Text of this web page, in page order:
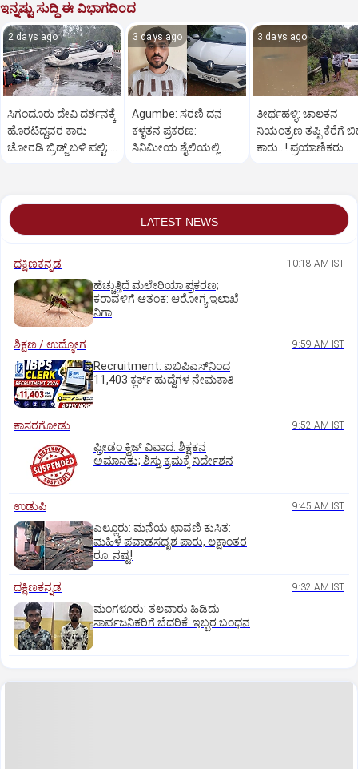
ಇನ್ನಷ್ಟು ಸುದ್ದಿ ಈ ವಿಭಾಗದಿಂದ
2 days ago
ಸಿಗಂದೂರು ದೇವಿ ದರ್ಶನಕ್ಕೆ
ಹೊರಟಿದ್ದವರ ಕಾರು
ಚೋರಡಿ ಬ್ರಿಡ್ಜ್ ಬಳಿ ಪಲ್ಟಿ; 6
3 days ago
Agumbe: ಸರಣಿ ದನ
ಕಳ್ಳತನ ಪ್ರಕರಣ:
ಸಿನಿಮೀಯ ಶೈಲಿಯಲ್ಲಿ
3 days ago
ತೀರ್ಥಹಳ್ಳಿ: ಚಾಲಕನ
ನಿಯಂತ್ರಣ ತಪ್ಪಿ ಕೆರೆಗೆ
ಕಾರು...! ಪ್ರಯಾಣಿಕರು
LATEST NEWS
ದಕ್ಷಿಣಕನ್ನಡ 10:18 AM IST
ಹೆಚ್ಚುತ್ತಿದೆ ಮಲೇರಿಯಾ ಪ್ರಕರಣ;
ಕರಾವಳಿಗೆ ಆತಂಕ: ಆರೋಗ್ಯ ಇಲಾಖೆ
ನಿಗಾ
ಶಿಕ್ಷಣ / ಉದ್ಯೋಗ 9:59 AM IST
Recruitment: ಐಬಿಪಿಎಸ್‌ನಿಂದ
11,403 ಕ್ಲರ್ಕ್‌ ಹುದ್ದೆಗಳ ನೇಮಕಾತಿ
ಕಾಸರಗೋಡು 9:52 AM IST
ಫ್ರೀಡಂ ಕ್ವಿಜ್‌ ವಿವಾದ: ಶಿಕ್ಷಕನ
ಅಮಾನತು; ಶಿಸ್ತು ಕ್ರಮಕ್ಕೆ ನಿರ್ದೇಶನ
ಉಡುಪಿ 9:45 AM IST
ಎಲ್ಲೂರು: ಮನೆಯ ಛಾವಣಿ ಕುಸಿತ:
ಮಹಿಳೆ ಪವಾಡಸದೃಶ ಪಾರು, ಲಕ್ಷಾಂತರ
ರೂ. ನಷ್ಟ!
ದಕ್ಷಿಣಕನ್ನಡ 9:32 AM IST
ಮಂಗಳೂರು: ತಲವಾರು ಹಿಡಿದು
ಸಾರ್ವಜನಿಕರಿಗೆ ಬೆದರಿಕೆ: ಇಬ್ಬರ ಬಂಧನ